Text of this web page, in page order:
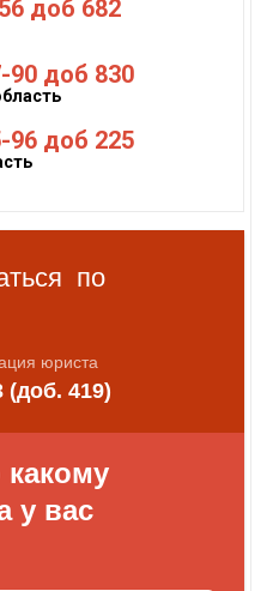
доб 682
90 доб 830
96 доб 225